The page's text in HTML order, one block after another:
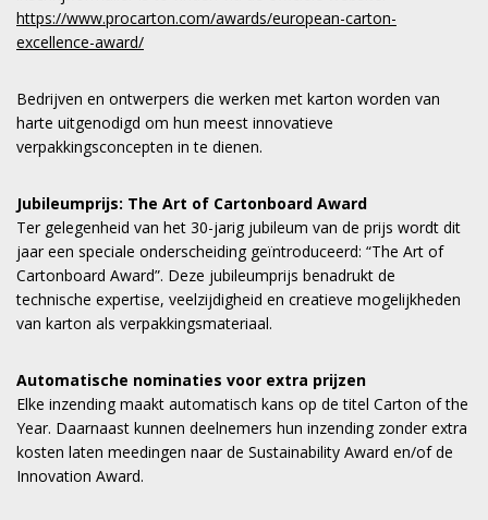
https://www.procarton.com/awards/european-carton-
excellence-award/
Bedrijven en ontwerpers die werken met karton worden van
harte uitgenodigd om hun meest innovatieve
verpakkingsconcepten in te dienen.
Jubileumprijs: The Art of Cartonboard Award
Ter gelegenheid van het 30-jarig jubileum van de prijs wordt dit
jaar een speciale onderscheiding geïntroduceerd: “The Art of
Cartonboard Award”. Deze jubileumprijs benadrukt de
technische expertise, veelzijdigheid en creatieve mogelijkheden
van karton als verpakkingsmateriaal.
Automatische nominaties voor extra prijzen
Elke inzending maakt automatisch kans op de titel Carton of the
Year. Daarnaast kunnen deelnemers hun inzending zonder extra
kosten laten meedingen naar de Sustainability Award en/of de
Innovation Award.